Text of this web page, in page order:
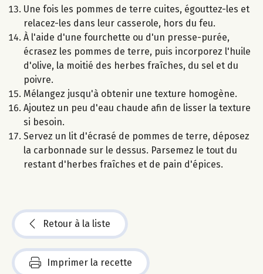
Une fois les pommes de terre cuites, égouttez-les et
relacez-les dans leur casserole, hors du feu.
À l'aide d'une fourchette ou d'un presse-purée,
écrasez les pommes de terre, puis incorporez l'huile
d'olive, la moitié des herbes fraîches, du sel et du
poivre.
Mélangez jusqu'à obtenir une texture homogène.
Ajoutez un peu d'eau chaude afin de lisser la texture
si besoin.
Servez un lit d'écrasé de pommes de terre, déposez
la carbonnade sur le dessus. Parsemez le tout du
restant d'herbes fraîches et de pain d'épices.
Retour à la liste
Imprimer la recette